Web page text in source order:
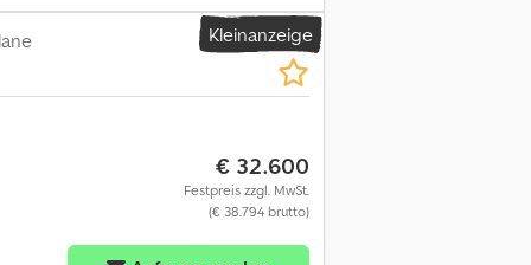
5400 kg - Gesmatgewicht:
* Irrtum und ZwischenverkaufKleinanzeige
€ 32.600
Festpreis zzgl. MwSt.
(€ 38.794 brutto)